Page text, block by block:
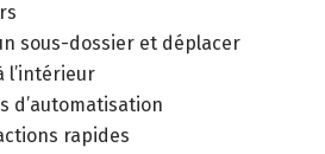
sous-dossier et déplacer
l’intérieur
d’automatisation
rapides